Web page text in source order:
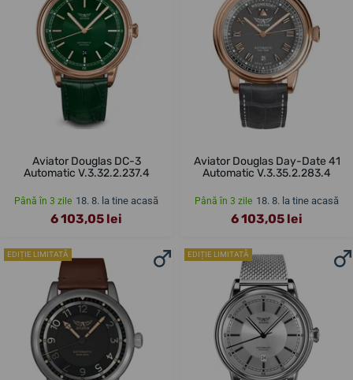
Aviator Douglas DC-3
Automatic V.3.32.2.237.4
Până în 3 zile 18. 8. la tine acasă
6 103,05 lei
Aviator Douglas Day-Date 41
Automatic V.3.35.2.283.4
Până în 3 zile 18. 8. la tine acasă
6 103,05 lei
EDIȚIE LIMITATĂ EDIȚIE LIMITATĂ